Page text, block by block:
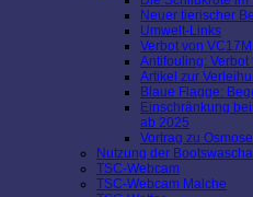
Neuer tierischer
Umwelt-Links
Verbot von VC17M
Antifouling: Verbot
Artikel zur
Blaue Flagge:
Einschränkung
ab 2025
Vortrag zu
Nutzung der
TSC-Webcam
TSC-Webcam Malche